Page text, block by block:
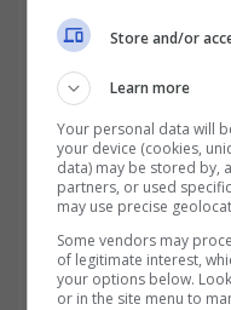
Store and/or
Learn more
Your personal data will
your device (cookies,
data) may be stored by,
partners, or used
may use precise
Some vendors may
of legitimate interest,
your options below.
or in the site menu to